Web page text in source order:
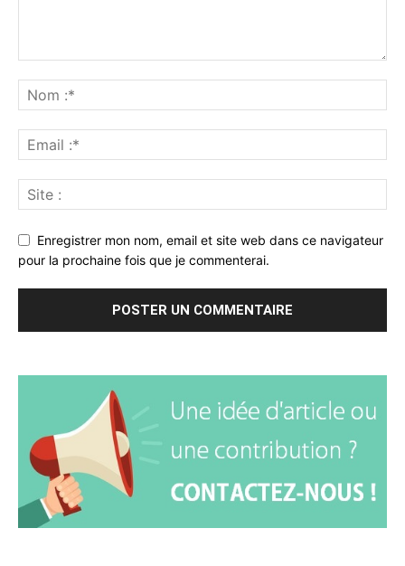
Enregistrer mon nom, email et site web dans ce navigateur
pour la prochaine fois que je commenterai.